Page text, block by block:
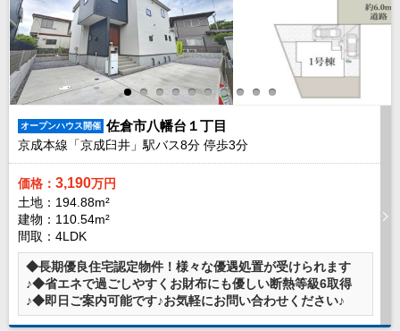
オープンハウス開催 佐倉市八幡台１丁目
京成本線「京成臼井」駅バス8分 停歩3分
価格： 3,190万円
土地：194.88m²
建物：110.54m²
間取：4LDK
◆長期優良住宅認定物件！様々な優遇処置が受けられます
♪◆省エネで過ごしやすくお財布にも優しい断熱等級6取得
♪◆即日ご案内可能です♪お気軽にお問い合わせください♪
成田･銚子方面エリアの中古一戸建
成田･銚子方面エリアのマンション
成田･銚子方面エリアの土地
四街道･佐倉･八千代方面エリア
四街道･佐倉･八千代方面エリアの新築一戸建
四街道･佐倉･八千代方面エリアの中古一戸建
四街道･佐倉･八千代方面エリアのマンション
四街道･佐倉･八千代方面エリアの土地
船橋･市川･浦安方面エリア
船橋･市川･浦安方面エリアの新築一戸建
船橋･市川･浦安方面エリアの中古一戸建
船橋･市川･浦安方面エリアのマンション
船橋･市川･浦安方面エリアの土地
千葉市エリア
千葉市エリアの新築一戸建
千葉市エリアの中古一戸建
千葉市エリアのマンション